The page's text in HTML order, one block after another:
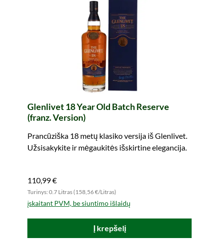
Glenlivet 18 Year Old Batch Reserve
(franz. Version)
Prancūziška 18 metų klasiko versija iš Glenlivet.
Užsisakykite ir mėgaukitės išskirtine elegancija.
110,99 €
Turinys: 0.7 Litras (158,56 €/Litras)
įskaitant PVM, be siuntimo išlaidų
Į krepšelį